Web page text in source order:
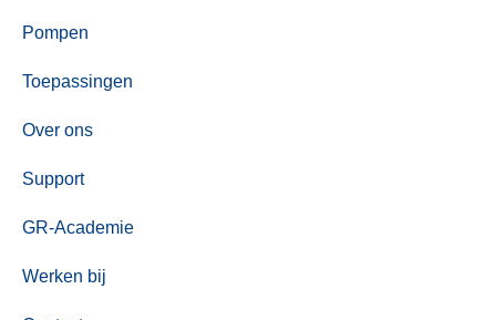
Pompen
Toepassingen
Over ons
Support
GR-Academie
Werken bij